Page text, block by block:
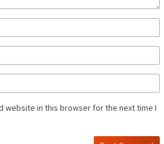
website in this browser for the next time I